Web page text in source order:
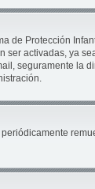
de Protección
activadas, ya
seguramente